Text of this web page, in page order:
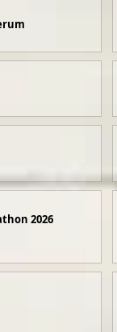
2026